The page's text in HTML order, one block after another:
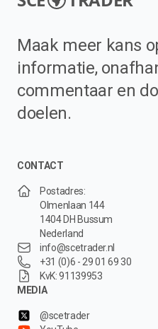
Maak meer kans
informatie,
commentaar en
doelen.
CONTACT
Postadres:
Olmenlaan 144
1404 DH Bussum
Nederland
info@scetrader.nl
+31 (0)6 - 29 01 69 30
KvK: 91139953
MEDIA
@scetrader